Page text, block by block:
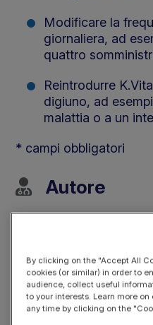
Modificare la
giornaliera, ad
quattro
Reintrodurre
digiuno, ad
malattia o a un
* campi obbligatori
Autore
Calcolatore
Frequenza giornaliera
By clicking on the "Accept All
cookies (or similar) in order to
audience, collect useful
to your interests. Learn more
any time by clicking on the